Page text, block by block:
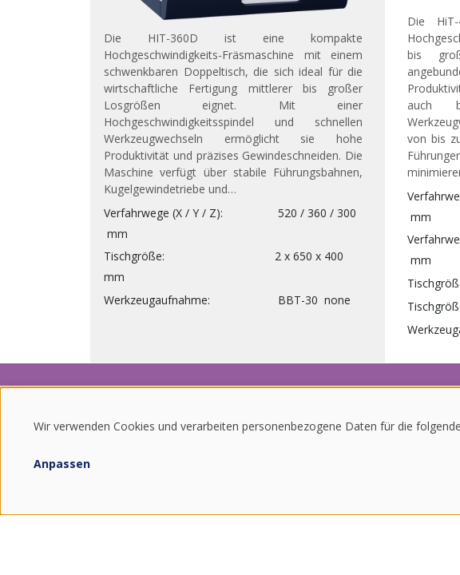
Die HIT-360D ist eine kompakte
Hochgeschwindigkeits-Fräsmaschine mit einem
schwenkbaren Doppeltisch, die sich ideal für die
wirtschaftliche Fertigung mittlerer bis großer
Losgrößen eignet. Mit einer
Hochgeschwindigkeitsspindel und schnellen
Werkzeugwechseln ermöglicht sie hohe
Produktivität und präzises Gewindeschneiden. Die
Maschine verfügt über stabile Führungsbahnen,
Kugelgewindetriebe und…
Verfahrwege (X / Y / Z)
520 / 360 / 300
mm
Tischgröße
2 x 650 x 400
mm
Werkzeugaufnahme
BBT-30 none
Die
bis
auch
von bis
mm
mm
VERWENDUNG
Wir verwenden Cookies und verarbeiten personenbezogene Daten für die
Anpassen